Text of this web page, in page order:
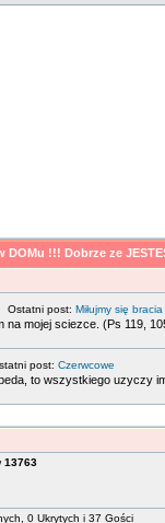
DOMu !!! Dobrze ze
Ostatni post: Miłujmy się
na mojej sciezce. (Ps 119,
post: Czerwcowe
to wszystkiego uzyczy
13763
0 Ukrytych i 37 Gości